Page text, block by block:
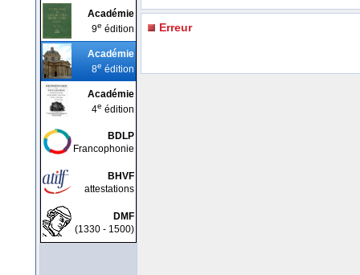
Académie
9e édition
Académie
8e édition
Académie
4e édition
BDLP
Francophonie
BHVF
attestations
DMF
(1330 - 1500)
Erreur